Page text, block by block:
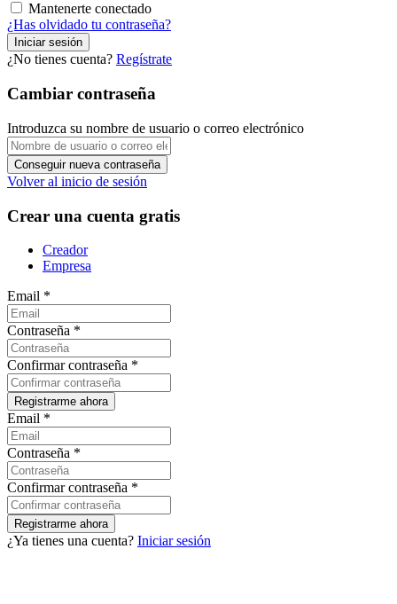
Mantenerte conectado
¿Has olvidado tu contraseña?
¿No tienes cuenta? Regístrate
Cambiar contraseña
Introduzca su nombre de usuario o correo electrónico
Volver al inicio de sesión
Crear una cuenta gratis
Creador
Empresa
Email *
Contraseña *
Confirmar contraseña *
Email *
Contraseña *
Confirmar contraseña *
¿Ya tienes una cuenta? Iniciar sesión